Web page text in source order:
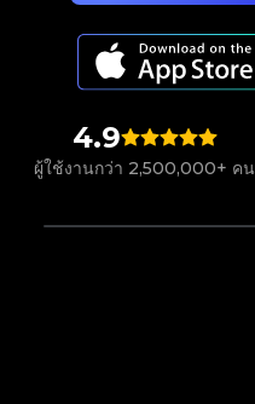
4.9
ผู้ใช้งานกว่า 2,500,000+ คน